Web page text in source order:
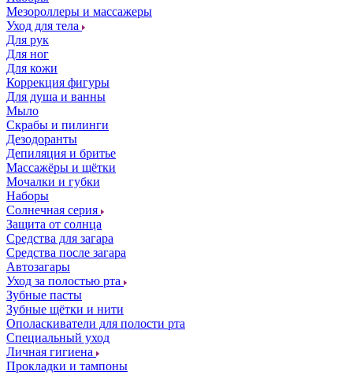
Мезороллеры и массажеры
Уход для тела
Для рук
Для ног
Для кожи
Коррекция фигуры
Для душа и ванны
Мыло
Скрабы и пилинги
Дезодоранты
Депиляция и бритье
Массажёры и щётки
Мочалки и губки
Наборы
Солнечная серия
Защита от солнца
Средства для загара
Средства после загара
Автозагары
Уход за полостью рта
Зубные пасты
Зубные щётки и нити
Ополаскиватели для полости рта
Специальный уход
Личная гигиена
Прокладки и тампоны